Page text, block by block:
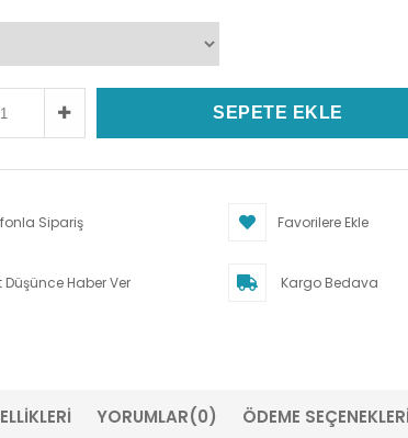
Sipariş Favorilere Ekle
Düşünce Haber Ver Kargo Bedava
YORUMLAR(0) ÖDEME SEÇENEKLERI